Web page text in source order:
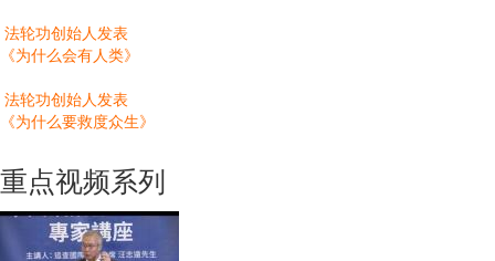
法轮功创始人发表
《为什么会有人类》
法轮功创始人发表
《为什么要救度众生》
重点视频系列